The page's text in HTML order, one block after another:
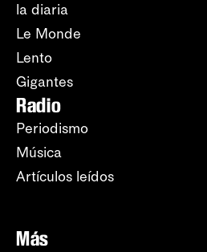
la diaria
Le Monde
Lento
Gigantes
Radio
Periodismo
Música
Artículos leídos
Más